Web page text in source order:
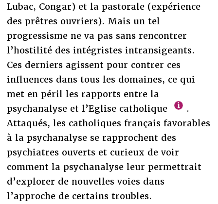
Lubac, Congar) et la pastorale (expérience
des prêtres ouvriers). Mais un tel
progressisme ne va pas sans rencontrer
l’hostilité des intégristes intransigeants.
Ces derniers agissent pour contrer ces
influences dans tous les domaines, ce qui
met en péril les rapports entre la
psychanalyse et l’Eglise catholique
.
Attaqués, les catholiques français favorables
à la psychanalyse se rapprochent des
psychiatres ouverts et curieux de voir
comment la psychanalyse leur permettrait
d’explorer de nouvelles voies dans
l’approche de certains troubles.